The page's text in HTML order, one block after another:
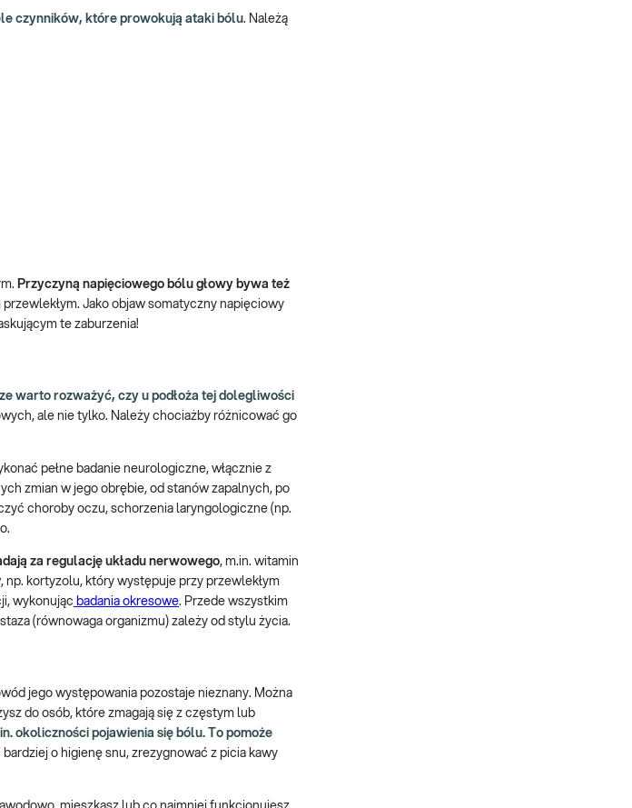
czynników, które prowokują ataki bólu. Należą
Przyczyną napięciowego bólu głowy bywa też
Jako objaw somatyczny napięciowy
te zaburzenia!
warto rozważyć, czy u podłoża tej dolegliwości
ale nie tylko. Należy chociażby różnicować go
pełne badanie neurologiczne, włącznie z
zmian w jego obrębie, od stanów zapalnych, po
choroby oczu, schorzenia laryngologiczne (np.
za regulację układu nerwowego, m.in. witamin
np. kortyzolu, który występuje przy przewlekłym
wykonując badania okresowe. Przede wszystkim
(równowaga organizmu) zależy od stylu życia.
jego występowania pozostaje nieznany. Można
do osób, które zmagają się z częstym lub
okoliczności pojawienia się bólu. To pomoże
o higienę snu, zrezygnować z picia kawy